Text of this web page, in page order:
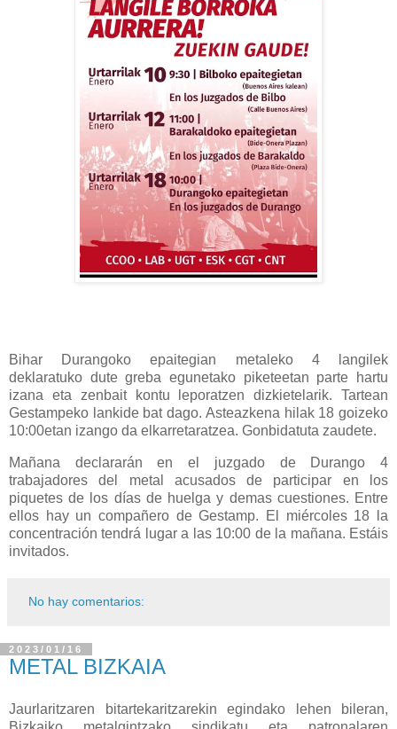
Bihar Durangoko epaitegian metaleko 4 langilek
deklaratuko dute greba egunetako piketeetan parte hartu
izana eta zenbait kontu leporatzen dizkietelarik. Tartean
Gestampeko lankide bat dago. Asteazkena hilak 18 goizeko
10:00etan izango da elkarretaratzea. Gonbidatuta zaudete.
Mañana declararán en el juzgado de Durango 4
trabajadores del metal acusados de participar en los
piquetes de los días de huelga y demas cuestiones. Entre
ellos hay un compañero de Gestamp. El miércoles 18 la
concentración tendrá lugar a las 10:00 de la mañana. Estáis
invitados.
No hay comentarios:
2023/01/16
METAL BIZKAIA
Jaurlaritzaren bitartekaritzarekin egindako lehen bileran,